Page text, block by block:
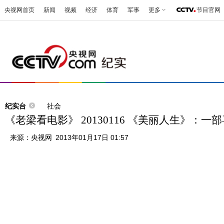
央视网首页 新闻 视频 经济 体育 军事 更多 节目官网
纪实台 社会
《老梁看电影》 20130116 《美丽人生》：一
来源： 央视网 2013年01月17日 01:57